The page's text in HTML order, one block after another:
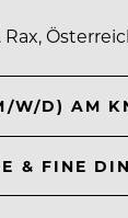
Rax,
W/D) AM
& FINE